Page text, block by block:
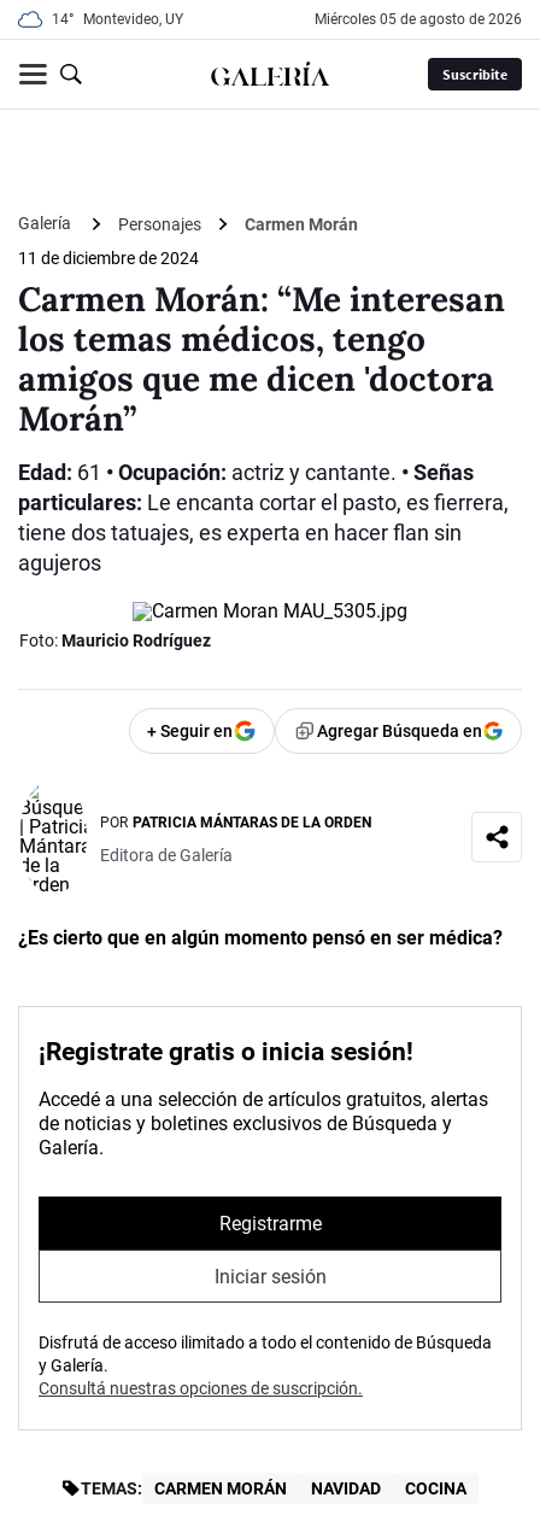
14° Montevideo, UY miércoles 05 de agosto de 2026
Suscribite
Galería Personajes
Carmen Morán
11 de diciembre de 2024
Carmen Morán: “Me interesan
los temas médicos, tengo
amigos que me dicen 'doctora
Morán”
Edad: 61 • Ocupación: actriz y cantante. • Señas
particulares: Le encanta cortar el pasto, es fierrera,
tiene dos tatuajes, es experta en hacer flan sin
agujeros
Foto:Mauricio Rodríguez
+ Seguir en Agregar Búsqueda en
POR PATRICIA MÁNTARAS DE LA ORDEN
Editora de Galería
¿Es cierto que en algún momento pensó en ser médica?
¡Registrate gratis o inicia sesión!
Accedé a una selección de artículos gratuitos, alertas
de noticias y boletines exclusivos de Búsqueda y
Galería.
Registrarme
Iniciar sesión
Disfrutá de acceso ilimitado a todo el contenido de Búsqueda
y Galería.
Consultá nuestras opciones de suscripción.
TEMAS: CARMEN MORÁN NAVIDAD COCINA